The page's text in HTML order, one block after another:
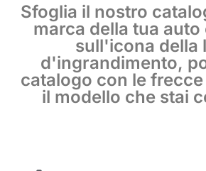
Sfoglia il nostro
marca della tua
sull'icona della
d'ingrandimento,
catalogo con le
il modello che stai